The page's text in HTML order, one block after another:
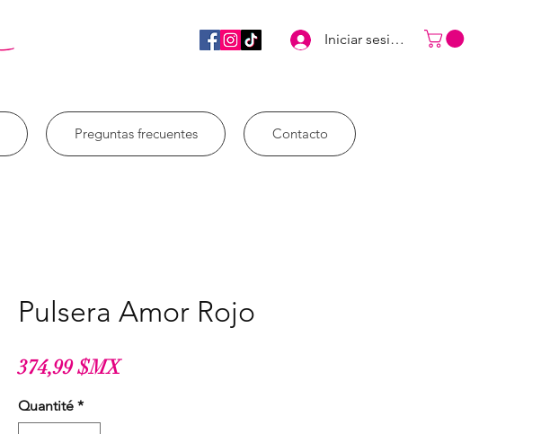
Iniciar sesión
Preguntas frecuentes Contacto
Pulsera Amor Rojo
374,99 $MXPrix
Quantité *